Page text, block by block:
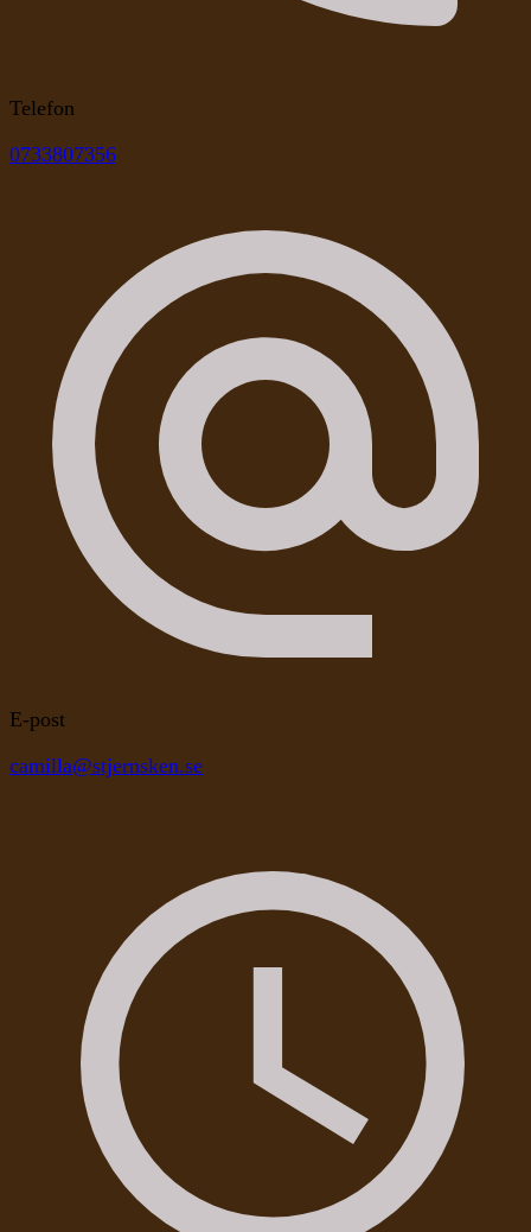
Telefon
0733807356
E-post
camilla@stjernsken.se